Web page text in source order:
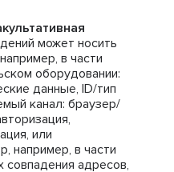
может носить
в части
оборудовании:
данные, ID/тип
канал: браузер/
или
например, в части
совпадения адресов,